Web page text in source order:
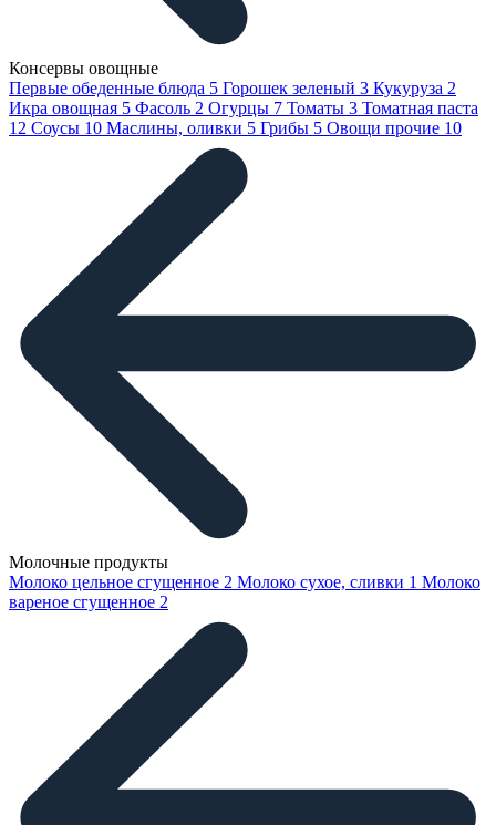
Консервы овощные
Первые обеденные блюда 5 Горошек зеленый 3 Кукуруза 2
Икра овощная 5 Фасоль 2 Огурцы 7 Томаты 3 Томатная паста
12 Соусы 10 Маслины, оливки 5 Грибы 5 Овощи прочие 10
Молочные продукты
Молоко цельное сгущенное 2 Молоко сухое, сливки 1 Молоко
вареное сгущенное 2